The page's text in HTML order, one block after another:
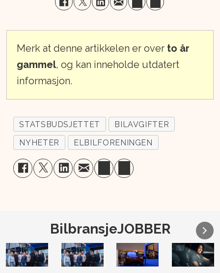
Merk at denne artikkelen er over to år
gammel, og kan inneholde utdatert
informasjon.
STATSBUDSJETTET
BILAVGIFTER
NYHETER
ELBILFORENINGEN
BilbransjeJOBBER